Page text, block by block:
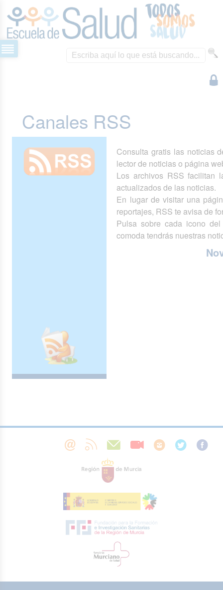
Canales RSS
Consulta gratis las noticias
lector de noticias o página
Los archivos RSS facilitan
actualizados de las noticias.
En lugar de visitar una
reportajes, RSS te avisa de
Pulsa sobre cada icono
comoda tendrás nuestras